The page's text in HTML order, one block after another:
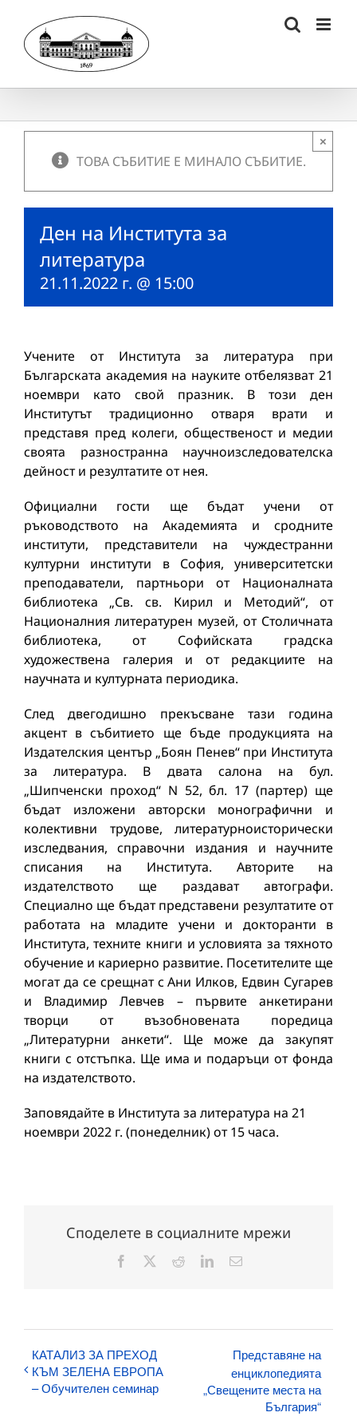
content
ТОВА СЪБИТИЕ Е МИНАЛО СЪБИТИЕ.
×
Ден на Института за
литература
21.11.2022 г. @ 15:00
Учените от Института за литература при
Българската академия на науките отбелязват 21
ноември като свой празник. В този ден
Институтът традиционно отваря врати и
представя пред колеги, общественост и медии
своята разностранна научноизследователска
дейност и резултатите от нея.
Официални гости ще бъдат учени от
ръководството на Академията и сродните
институти, представители на чуждестранни
културни институти в София, университетски
преподаватели, партньори от Националната
библиотека „Св. св. Кирил и Методий“, от
Националния литературен музей, от Столичната
библиотека, от Софийската градска
художествена галерия и от редакциите на
научната и културната периодика.
След двегодишно прекъсване тази година
акцент в събитието ще бъде продукцията на
Издателския център „Боян Пенев“ при Института
за литература. В двата салона на бул.
„Шипченски проход“ N 52, бл. 17 (партер) ще
бъдат изложени авторски монографични и
колективни трудове, литературноисторически
изследвания, справочни издания и научните
списания на Института. Авторите на
издателството ще раздават автографи.
Специално ще бъдат представени резултатите от
работата на младите учени и докторанти в
Института, техните книги и условията за тяхното
обучение и кариерно развитие. Посетителите ще
могат да се срещнат с Ани Илков, Едвин Сугарев
и Владимир Левчев – първите анкетирани
творци от възобновената поредица
„Литературни анкети“. Ще може да закупят
книги с отстъпка. Ще има и подаръци от фонда
на издателството.
Заповядайте в Института за литература на 21
ноември 2022 г. (понеделник) от 15 часа.
Споделете в социалните мрежи
Facebook RedditLinkedInЕлектронна
КАТАЛИЗ ЗА ПРЕХОД
КЪМ ЗЕЛЕНА ЕВРОПА
– Обучителен семинар
Представяне на
енциклопедията
„Свещените места на
България“